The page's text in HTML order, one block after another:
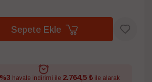
Sepete Ekle
%3 havale indirimi ile 2.764,5 ₺ile alarak